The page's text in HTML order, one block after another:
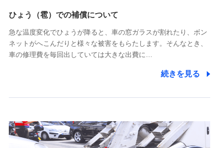
けている保険会社・提携会社の保険その他に関する情報を提
供し、金融商品等の契約を勧奨するため
アンケートやキャンペーン等の実施のため
上記に係る連絡・手続き・管理等付帯業務を行うため
5.通話録音にて取得する情報
7.社員（従業者）の個人情報
人事･勤怠･健康・労務等の管理、給与支給、福利厚生・採用
ひょう（雹）での補償について
急な温度変化でひょうが降ると、車の窓ガラスが割れたり、ボン
ネットがへこんだりと様々な被害をもらたします。そんなとき、
車の修理費を毎回出していては大きな出費に…
続きを見る